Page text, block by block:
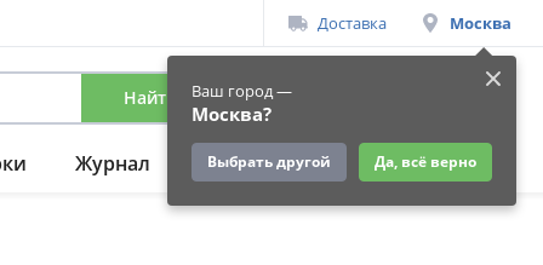
Доставка Москва
Ваш город —
Москва?
Выбрать другой Да, всё верно
Найти Вход
Журнал Подарки Ещё